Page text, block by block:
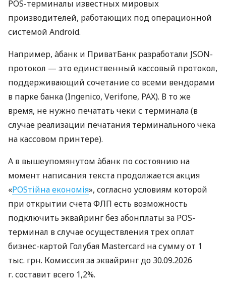
POS-терминалы известных мировых
производителей, работающих под операционной
системой Android.
Например, àбанк и ПриватБанк разработали JSON-
протокол — это единственный кассовый протокол,
поддерживающий сочетание со всеми вендорами
в парке банка (Ingenico, Verifone, PAX). В то же
время, не нужно печатать чеки с терминала (в
случае реализации печатания терминального чека
на кассовом принтере).
А в вышеупомянутом àбанк по состоянию на
момент написания текста продолжается акция
«POSтійна економія», согласно условиям которой
при открытии счета ФЛП есть возможность
подключить эквайринг без абонплаты за POS-
терминал в случае осуществления трех оплат
бизнес-картой Голубая Mastercard на сумму от 1
тыс. грн. Комиссия за эквайринг до 30.09.2026
г. составит всего 1,2%.